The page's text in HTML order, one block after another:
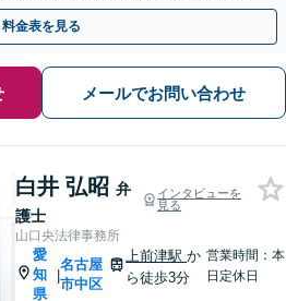
【完全個室で秘密厳守】
料金表を見る
メールでお問い合わせ
白井 弘昭 弁
護士
インタビューを
見る
山口央法律事務所
愛
知
県
|
名古屋
市中区
上前津駅か
ら徒歩3分
営業時間：本
日定休日